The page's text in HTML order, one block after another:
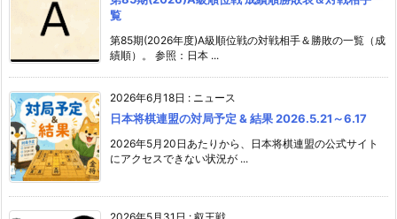
覧
第85期(2026年度)A級順位戦の対戦相手＆勝敗の一覧（成
績順）。 参照：日本 ...
2026年6月18日 : ニュース
日本将棋連盟の対局予定 & 結果 2026.5.21～6.17
2026年5月20日あたりから、日本将棋連盟の公式サイト
にアクセスできない状況が ...